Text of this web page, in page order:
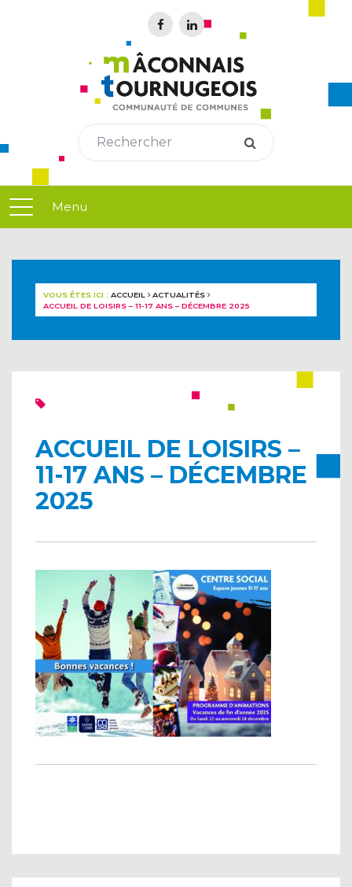
Menu
VOUS ÊTES ICI : ACCUEIL
ACTUALITÉS
ACCUEIL DE LOISIRS – 11-17 ANS – DÉCEMBRE 2025
ACCUEIL DE LOISIRS –
11-17 ANS – DÉCEMBRE
2025